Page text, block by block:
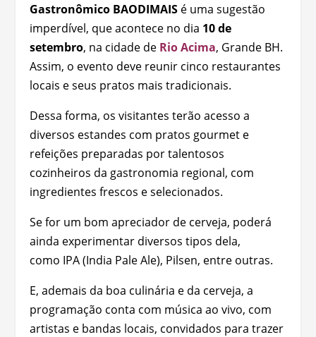
Gastronômico BAODIMAIS é uma sugestão
imperdível, que acontece no dia 10 de
setembro, na cidade de Rio Acima, Grande BH.
Assim, o evento deve reunir cinco restaurantes
locais e seus pratos mais tradicionais.
Dessa forma, os visitantes terão acesso a
diversos estandes com pratos gourmet e
refeições preparadas por talentosos
cozinheiros da gastronomia regional, com
ingredientes frescos e selecionados.
Se for um bom apreciador de cerveja, poderá
ainda experimentar diversos tipos dela,
como IPA (India Pale Ale), Pilsen, entre outras.
E, ademais da boa culinária e da cerveja, a
programação conta com música ao vivo, com
artistas e bandas locais, convidados para trazer